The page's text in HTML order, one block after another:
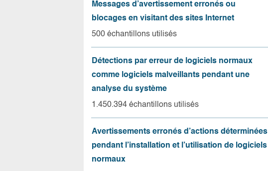
Messages d’avertissement erronés ou
blocages en visitant des sites Internet
500 échantillons utilisés
Détections par erreur de logiciels normaux
comme logiciels malveillants pendant une
analyse du système
1.450.394 échantillons utilisés
Avertissements erronés d’actions déterminées
pendant l’installation et l’utilisation de logiciels
normaux